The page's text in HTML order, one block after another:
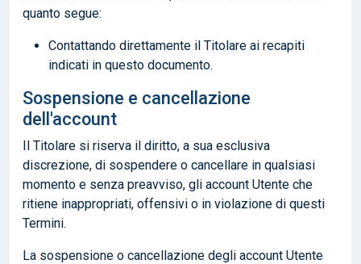
quanto segue:
Contattando direttamente il Titolare ai recapiti
indicati in questo documento.
Sospensione e cancellazione
dell'account
Il Titolare si riserva il diritto, a sua esclusiva
discrezione, di sospendere o cancellare in qualsiasi
momento e senza preavviso, gli account Utente che
ritiene inappropriati, offensivi o in violazione di questi
Termini.
La sospensione o cancellazione degli account Utente